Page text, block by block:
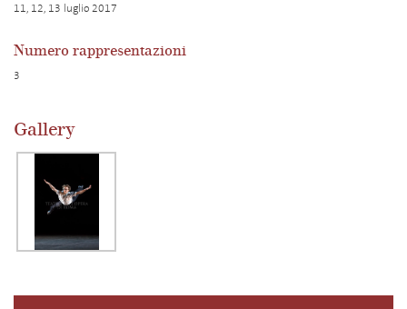
11, 12, 13 luglio 2017
Numero rappresentazioni
3
Gallery